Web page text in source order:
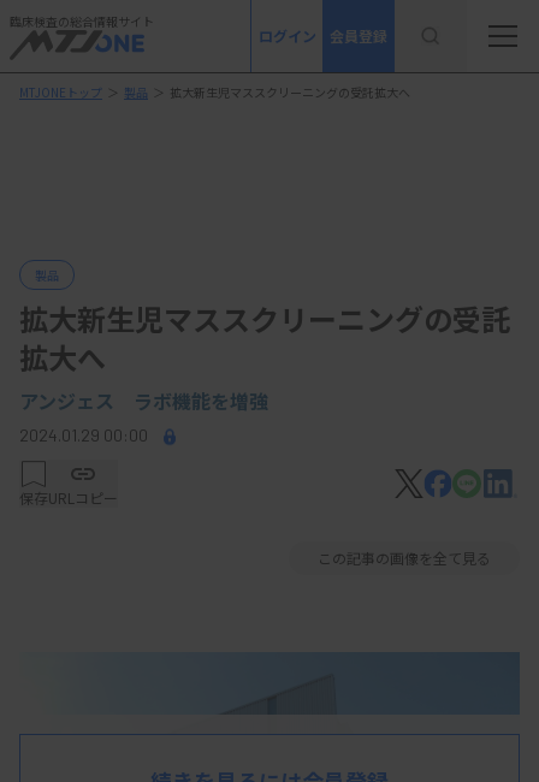
臨床検査の総合情報サイト
ログイン 会員登録
MTJONEトップ ＞ 製品 ＞ 拡大新生児マススクリーニングの受託拡大へ
製品
拡大新生児マススクリーニングの受託
拡大へ
アンジェス ラボ機能を増強
2024.01.29 00:00
保存URLコピー
この記事の画像を全て見る